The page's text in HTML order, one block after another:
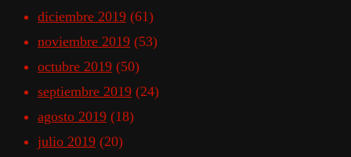
diciembre 2019 (61)
noviembre 2019 (53)
octubre 2019 (50)
septiembre 2019 (24)
agosto 2019 (18)
julio 2019 (20)